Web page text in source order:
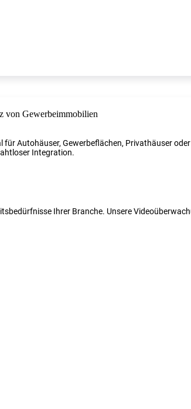
für Autohäuser, Gewerbeflächen, Privathäuser
Integration.
Ihrer Branche. Unsere